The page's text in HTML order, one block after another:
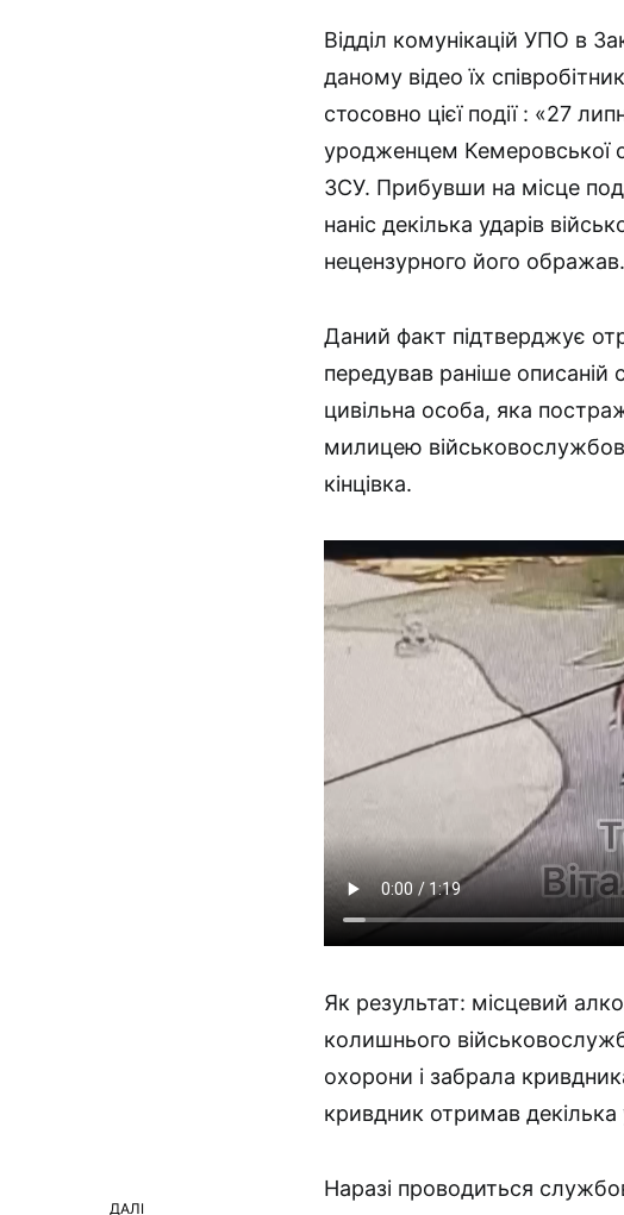
ДАЛІ
Відділ комунікацій УПО в
даному відео їх
стосовно цієї події : «27
уродженцем Кемеровської
ЗСУ. Прибувши на місце
наніс декілька ударів
нецензурного його
Даний факт підтверджує
передував раніше описаній
цивільна особа, яка
милицею
кінцівка.
Як результат: місцевий
колишнього
охорони і забрала
кривдник отримав декілька
Наразі проводиться